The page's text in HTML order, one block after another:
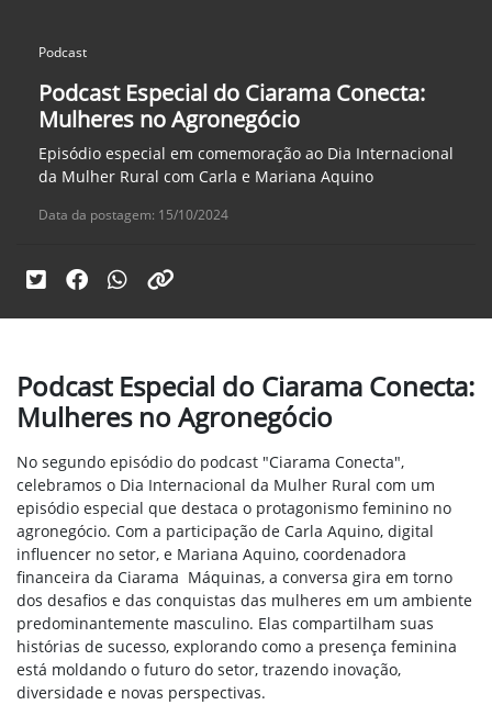
Podcast
Podcast Especial do Ciarama Conecta:
Mulheres no Agronegócio
Episódio especial em comemoração ao Dia Internacional
da Mulher Rural com Carla e Mariana Aquino
Data da postagem: 15/10/2024
Podcast Especial do Ciarama Conecta:
Mulheres no Agronegócio
No segundo episódio do podcast "Ciarama Conecta",
celebramos o Dia Internacional da Mulher Rural com um
episódio especial que destaca o protagonismo feminino no
agronegócio. Com a participação de Carla Aquino, digital
influencer no setor, e Mariana Aquino, coordenadora
financeira da Ciarama Máquinas, a conversa gira em torno
dos desafios e das conquistas das mulheres em um ambiente
predominantemente masculino. Elas compartilham suas
histórias de sucesso, explorando como a presença feminina
está moldando o futuro do setor, trazendo inovação,
diversidade e novas perspectivas.